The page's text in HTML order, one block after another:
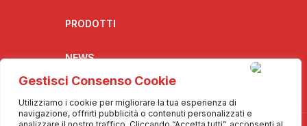
Gestisci Consenso Cookie
Utilizziamo i cookie per migliorare la tua esperienza di
navigazione, offrirti pubblicità o contenuti personalizzati e
PRODOTTI
NEWS